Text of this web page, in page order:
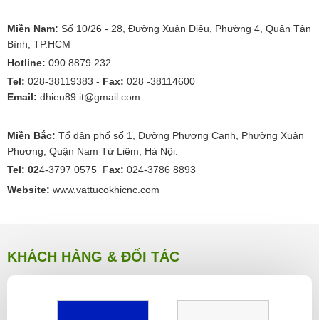
Miền Nam: Số 10/26 - 28, Đường Xuân Diệu, Phường 4, Quận Tân
Bình, TP.HCM
Hotline: 090 8879 232
Tel: 028-38119383 - Fax: 028 -38114600
Email: dhieu89.it@gmail.com
Miền Bắc: Tổ dân phố số 1, Đường Phương Canh, Phường Xuân
Phương, Quận Nam Từ Liêm, Hà Nội.
Tel: 024-3797 0575 Fax: 024-3786 8893
Website: www.vattucokhicnc.com
KHÁCH HÀNG & ĐỐI TÁC